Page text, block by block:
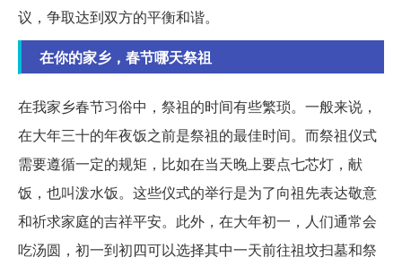
议，争取达到双方的平衡和谐。
在你的家乡，春节哪天祭祖
在我家乡春节习俗中，祭祖的时间有些繁琐。一般来说，
在大年三十的年夜饭之前是祭祖的最佳时间。而祭祖仪式
需要遵循一定的规矩，比如在当天晚上要点七芯灯，献
饭，也叫泼水饭。这些仪式的举行是为了向祖先表达敬意
和祈求家庭的吉祥平安。此外，在大年初一，人们通常会
吃汤圆，初一到初四可以选择其中一天前往祖坟扫墓和祭